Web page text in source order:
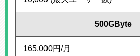
500GByte
165,000円/月